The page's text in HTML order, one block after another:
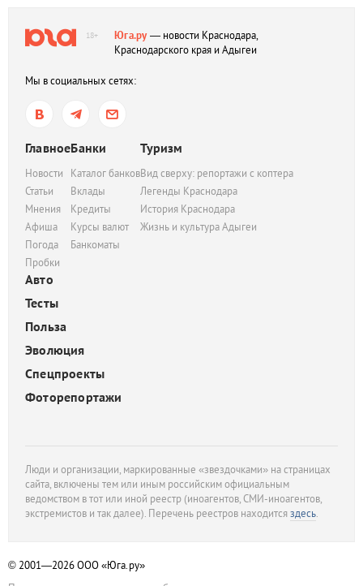
18+ Юга.ру— новости Краснодара,
Краснодарского края и Адыгеи
Мы в социальных сетях:
Главное
Новости
Статьи
Мнения
Афиша
Погода
Пробки
Банки
Каталог банков
Вклады
Кредиты
Курсы валют
Банкоматы
Туризм
Вид сверху: репортажи с коптера
Легенды Краснодара
История Краснодара
Жизнь и культура Адыгеи
Авто
Тесты
Польза
Эволюция
Спецпроекты
Фоторепортажи
Люди и организации, маркированные «звездочками» на страницах
сайта, включены тем или иным российским официальным
ведомством в тот или иной реестр (иноагентов, СМИ-иноагентов,
экстремистов и так далее). Перечень реестров находитсяздесь.
© 2001—2026ООО «Юга.ру»